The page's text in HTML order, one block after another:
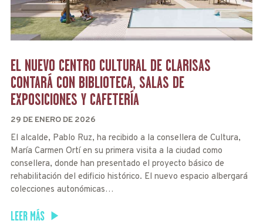
EL NUEVO CENTRO CULTURAL DE CLARISAS
CONTARÁ CON BIBLIOTECA, SALAS DE
EXPOSICIONES Y CAFETERÍA
29 DE ENERO DE 2026
El alcalde, Pablo Ruz, ha recibido a la consellera de Cultura,
María Carmen Ortí en su primera visita a la ciudad como
consellera, donde han presentado el proyecto básico de
rehabilitación del edificio histórico. El nuevo espacio albergará
colecciones autonómicas…
LEER MÁS